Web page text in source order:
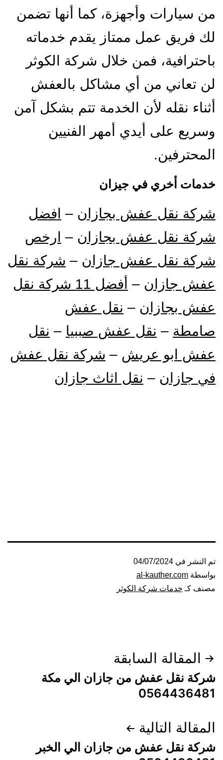
من سيارات وأجهزة، كما أنها تضمن
لك فريق عمل ممتاز يقدم خدماته
باحترافية، فمن خلال شركة الكوثر
لن تعاني من أي مشاكل بالعفش
أثناء نقله لأن الخدمة تتم بشكل آمن
وسريع على أيدي أمهر الفنيين
المحترفين.
خدمات أخري في جيزان
شركة نقل عفش بجازان – افضل
شركة نقل عفش بجازان – ارخص
شركة نقل عفش جازان – شركة نقل
عفش جازان –
أفضل 11 شركة نقل
عفش بجازان – نقل عفش
صامطة – نقل عفش صببيا – نقل
عفش ابو عريش – شركة نقل عفش
في جازان – نقل اثاث جازان
تم النشر في 04/07/2024
بواسطة al-kauther.com
مصنف كـ خدمات شركة الكوثر
تصفّح
المقالات
المقالة السابقة
شركة نقل عفش من جازان الي مكة
0564436481
المقالة التالية
شركة نقل عفش من جازان الي الخبر